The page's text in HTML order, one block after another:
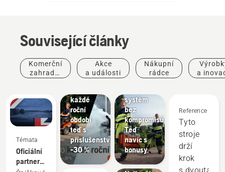
Související články
Komerční
zahradní
Akce
a události
Nákupní
rádce
a
Témata
Oficiální
partner
Nabídky
každé
roční
období
teď s
příslušenstvím
-30 %
Nabídky
systém
bez
kompromisů.
Teď
navíc s
bonusy.
Návody
a příručky
Reference
Tyto
stroje
drží
krok